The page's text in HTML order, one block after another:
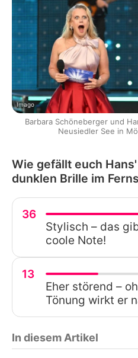
Imago
Barbara Schöneberger und
Neusiedler See in
Wie gefällt euch
dunklen Brille im
36
Stylisch – das
coole Note!
13
Eher störend –
Tönung wirkt er
In diesem Artikel